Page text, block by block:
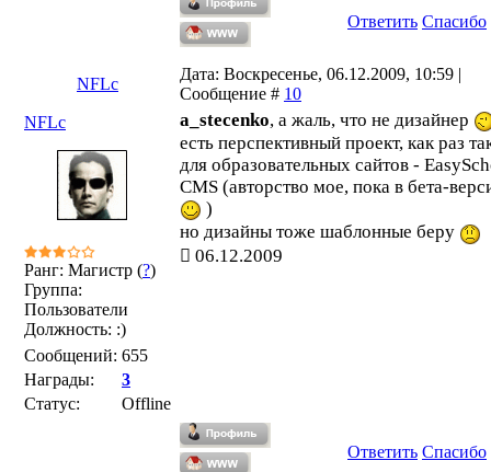
Ответить Спасибо
NFLc
Дата: Воскресенье, 06.12.2009, 10:59 |
Сообщение # 10
NFLc
Ранг: Магистр (?)
Группа:
Пользователи
Должность: :)
Сообщений: 655
Награды:
3
Статус:
Offline
a_stecenko, а жаль, что не дизайнер
есть перспективный проект, как раз
для образовательных сайтов -
CMS (авторство мое, пока в бета-
)
но дизайны тоже шаблонные беру
06.12.2009
Ответить Спасибо